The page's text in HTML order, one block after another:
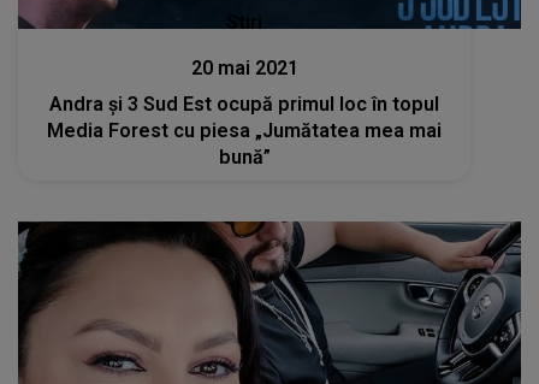
Stiri
20 mai 2021
Andra și 3 Sud Est ocupă primul loc în topul
Media Forest cu piesa „Jumătatea mea mai
bună”